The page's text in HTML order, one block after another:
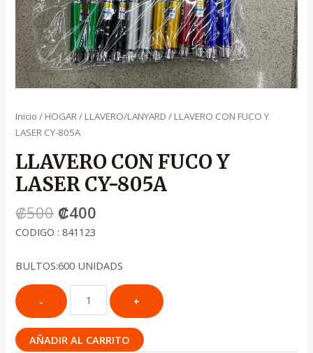
Inicio / HOGAR/ LLAVERO/LANYARD / LLAVERO CON FUCO Y
LASER CY-805A
LLAVERO CON FUCO Y
LASER CY-805A
₡500 ₡400
CODIGO : 841123
BULTOS:600 UNIDADS
AÑADIR AL CARRITO